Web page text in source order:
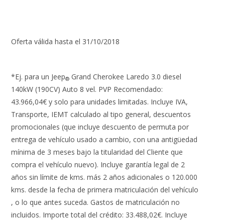
Oferta válida hasta el 31/10/2018
*Ej. para un Jeep® Grand Cherokee Laredo 3.0 diesel
140kW (190CV) Auto 8 vel. PVP Recomendado:
43.966,04€ y solo para unidades limitadas. Incluye IVA,
Transporte, IEMT calculado al tipo general, descuentos
promocionales (que incluye descuento de permuta por
entrega de vehículo usado a cambio, con una antigüedad
mínima de 3 meses bajo la titularidad del Cliente que
compra el vehículo nuevo). Incluye garantía legal de 2
años sin límite de kms. más 2 años adicionales o 120.000
kms. desde la fecha de primera matriculación del vehículo
, o lo que antes suceda. Gastos de matriculación no
incluidos. Importe total del crédito: 33.488,02€. Incluye